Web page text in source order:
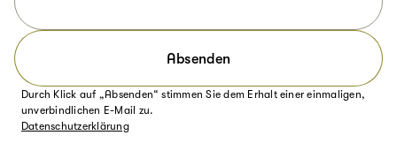
Absenden
Durch Klick auf „Absenden“ stimmen Sie dem Erhalt einer einmaligen,
unverbindlichen E-Mail zu.
Datenschutzerklärung